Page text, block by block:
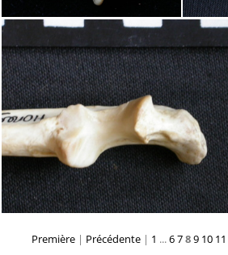
Première | Précédente | 1 ...6789 10 11